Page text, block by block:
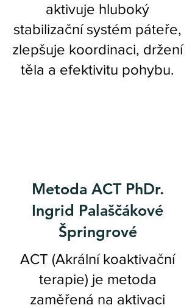
aktivuje hluboký
stabilizační systém páteře,
zlepšuje koordinaci, držení
těla a efektivitu pohybu.
Metoda ACT PhDr.
Ingrid Palaščákové
Špringrové
ACT (Akrální koaktivační
terapie) je metoda
zaměřená na aktivaci